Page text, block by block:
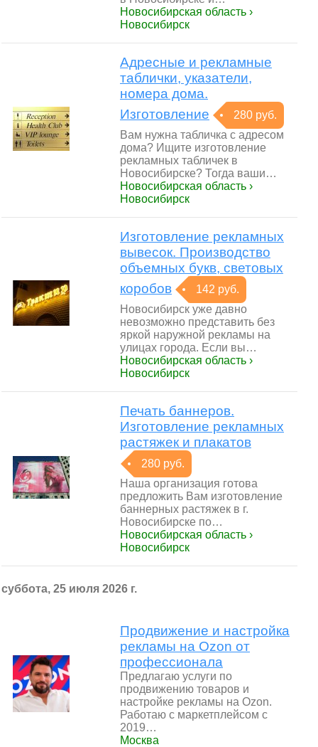
Новосибирская область ›
Новосибирск
Адресные и рекламные
таблички, указатели,
номера дома.
Изготовление
280 руб.
Вам нужна табличка с адресом
дома? Ищите изготовление
рекламных табличек в
Новосибирске? Тогда ваши…
Новосибирская область ›
Новосибирск
Изготовление рекламных
вывесок. Производство
объемных букв, световых
коробов
142 руб.
Новосибирск уже давно
невозможно представить без
яркой наружной рекламы на
улицах города. Если вы…
Новосибирская область ›
Новосибирск
Печать баннеров.
Изготовление рекламных
растяжек и плакатов
280 руб.
Наша организация готова
предложить Вам изготовление
баннерных растяжек в г.
Новосибирске по…
Новосибирская область ›
Новосибирск
суббота, 25 июля 2026 г.
Продвижение и настройка
рекламы на Ozon от
профессионала
Предлагаю услуги по
продвижению товаров и
настройке рекламы на Ozon.
Работаю с маркетплейсом с
2019…
Москва